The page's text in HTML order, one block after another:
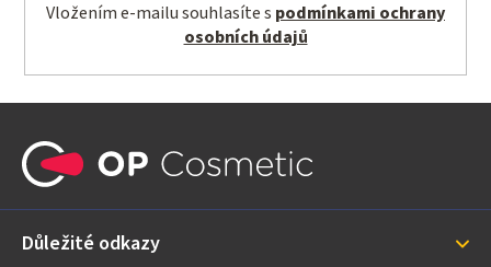
Vložením e-mailu souhlasíte s podmínkami ochrany
osobních údajů
a
Důležité odkazy